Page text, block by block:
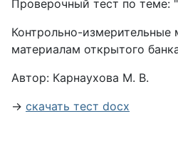
Проверочный тест по теме:
Контрольно-
материалам открытого
Автор: Карнаухова М. В.
→ скачать тест docx